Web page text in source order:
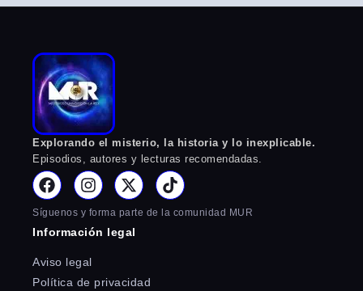
Explorando el misterio, la historia y lo inexplicable.
Episodios, autores y lecturas recomendadas.
Síguenos y forma parte de la comunidad MUR
Información legal
Aviso legal
Política de privacidad